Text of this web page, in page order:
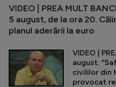
VIDEO | PREA MULT
5 august, de la ora 20.
planul aderării la euro
VIDEO |
august.
civililor din
provocat